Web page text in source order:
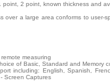
2 point, known thickness and
over a large area conforms to user-
measuring
of Basic, Standard and Memory
including: English, Spanish,
Screen Captures